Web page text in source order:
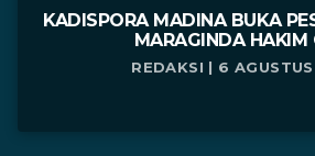
KADISPORA MADINA BUKA
MARAGINDA HAKIM
REDAKSI | 6